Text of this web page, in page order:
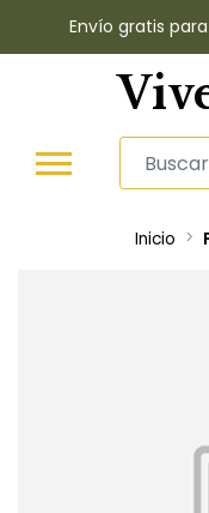
Envío gratis
Inicio